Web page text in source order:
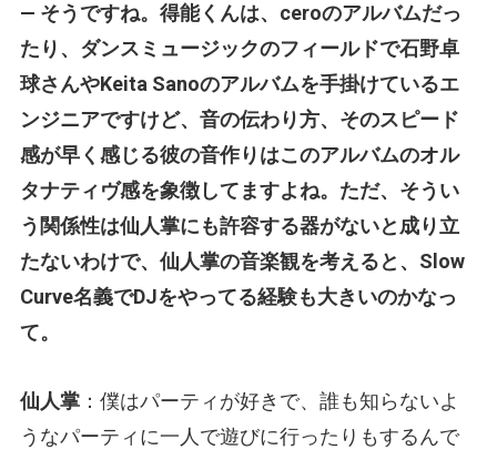
— そうですね。得能くんは、ceroのアルバムだっ
たり、ダンスミュージックのフィールドで石野卓
球さんやKeita Sanoのアルバムを手掛けているエ
ンジニアですけど、音の伝わり方、そのスピード
感が早く感じる彼の音作りはこのアルバムのオル
タナティヴ感を象徴してますよね。ただ、そうい
う関係性は仙人掌にも許容する器がないと成り立
たないわけで、仙人掌の音楽観を考えると、Slow
Curve名義でDJをやってる経験も大きいのかなっ
て。
仙人掌 ：僕はパーティが好きで、誰も知らないよ
うなパーティに一人で遊びに行ったりもするんで